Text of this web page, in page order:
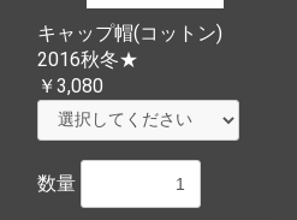
キャップ帽(コットン)
2016秋冬★
￥3,080
数量